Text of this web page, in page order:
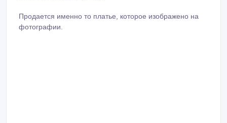
Продается именно то платье, которое изображено на
фотографии.